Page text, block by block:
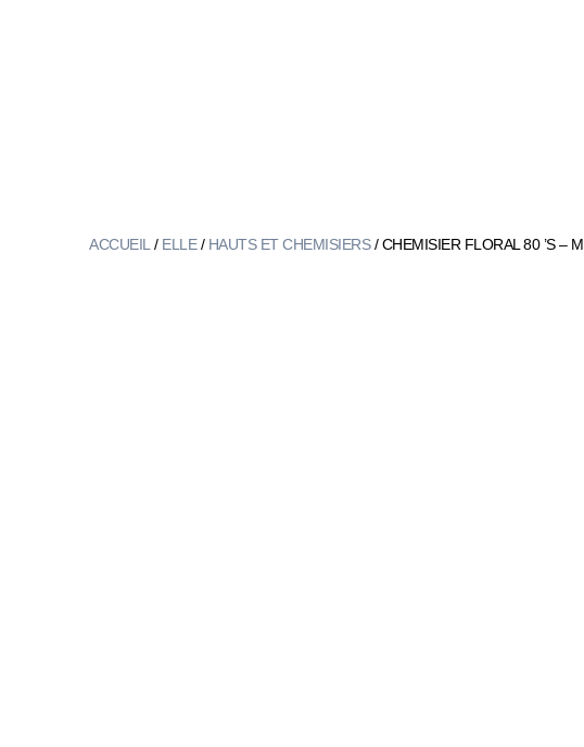
ACCUEIL / ELLE/ HAUTS ET CHEMISIERS/ CHEMISIER FLORAL 80 ’S – M